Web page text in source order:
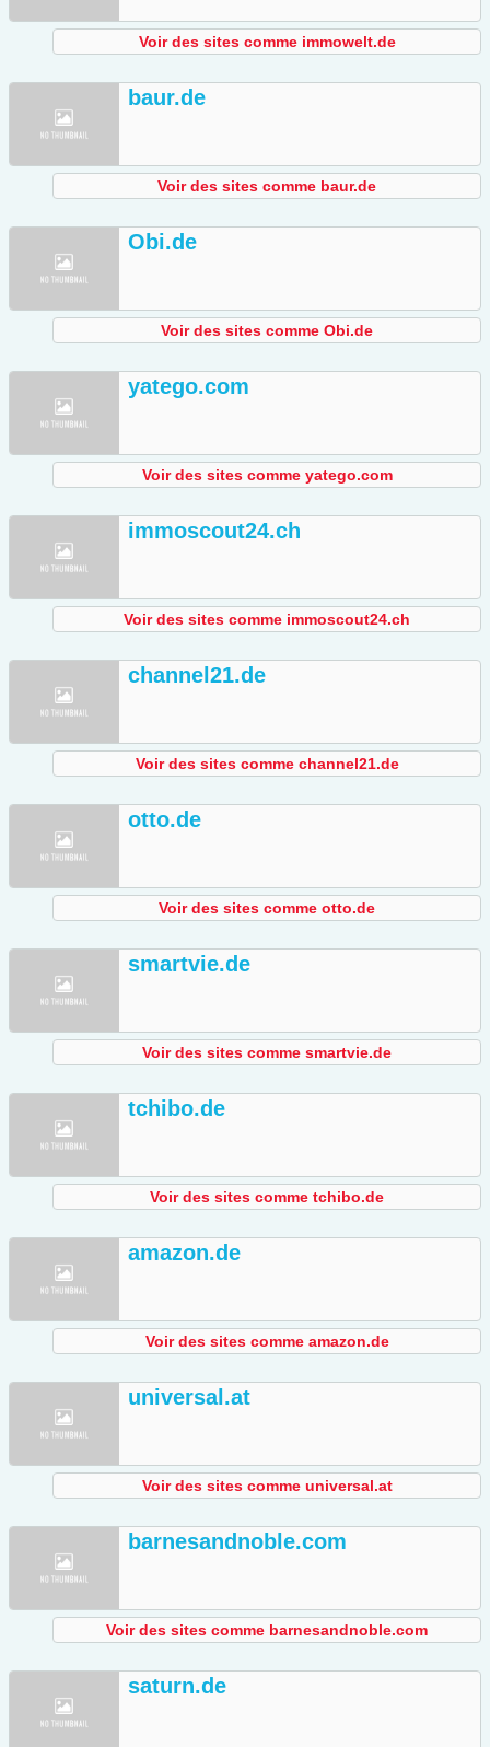
Voir des sites comme immowelt.de
baur.de
Voir des sites comme baur.de
Obi.de
Voir des sites comme Obi.de
yatego.com
Voir des sites comme yatego.com
immoscout24.ch
Voir des sites comme immoscout24.ch
channel21.de
Voir des sites comme channel21.de
otto.de
Voir des sites comme otto.de
smartvie.de
Voir des sites comme smartvie.de
tchibo.de
Voir des sites comme tchibo.de
amazon.de
Voir des sites comme amazon.de
universal.at
Voir des sites comme universal.at
barnesandnoble.com
Voir des sites comme barnesandnoble.com
saturn.de